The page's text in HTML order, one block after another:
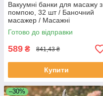
Вакуумні банки для масажу з
помпою, 32 шт / Баночний
масажер / Масажні
антицелюлітні банки /
Медичні вакуумні банки
Готово до відправки
589 ₴ 841,43 ₴
Купити
–30%